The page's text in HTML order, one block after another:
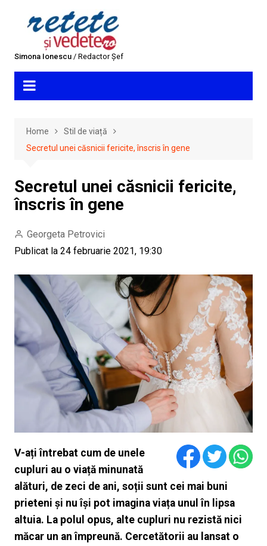
Simona Ionescu/ Redactor Șef
Home
Stil de viață
Secretul unei căsnicii fericite, înscris în gene
Secretul unei căsnicii fericite,
înscris în gene
Georgeta Petrovici
Publicat la 24 februarie 2021, 19:30
V-ați întrebat cum de unele
cupluri au o viață minunată
alături, de zeci de ani, soții sunt cei mai buni
prieteni și nu își pot imagina viața unul în lipsa
altuia. La polul opus, alte cupluri nu rezistă nici
măcar un an împreună. Cercetătorii au lansat o